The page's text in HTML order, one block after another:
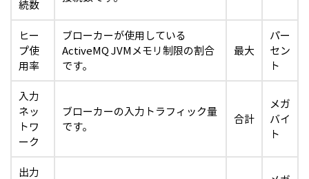
続数
ヒー
プ使
用率
ブローカーが使用している
ActiveMQ JVMメモリ制限の割合
です。
最大
パー
セン
ト
入力
ネッ
トワ
ーク
ブローカーの入力トラフィック量
です。
合計
メガ
バイ
ト
出力